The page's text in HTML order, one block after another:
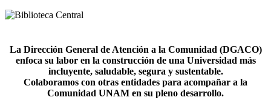
La Dirección General de Atención a la Comunidad (DGACO)
enfoca su labor en la construcción de una Universidad más
incluyente, saludable, segura y sustentable.
Colaboramos con otras entidades para acompañar a la
Comunidad UNAM en su pleno desarrollo.